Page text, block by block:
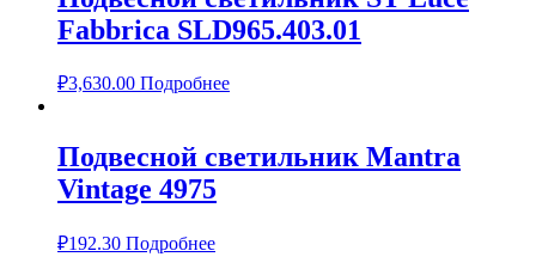
Fabbrica SLD965.403.01
₽3,630.00 Подробнее
Подвесной светильник Mantra
Vintage 4975
₽192.30 Подробнее